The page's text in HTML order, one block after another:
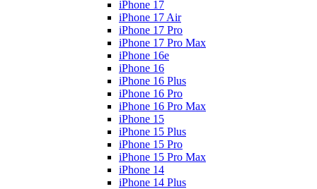
iPhone 17
iPhone 17 Air
iPhone 17 Pro
iPhone 17 Pro Max
iPhone 16e
iPhone 16
iPhone 16 Plus
iPhone 16 Pro
iPhone 16 Pro Max
iPhone 15
iPhone 15 Plus
iPhone 15 Pro
iPhone 15 Pro Max
iPhone 14
iPhone 14 Plus